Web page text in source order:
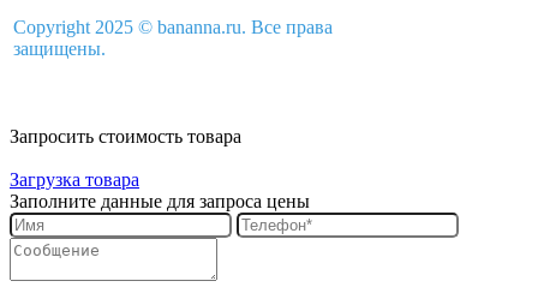
Copyright 2025 © bananna.ru. Все права
защищены.
Запросить стоимость товара
Загрузка товара
Заполните данные для запроса цены